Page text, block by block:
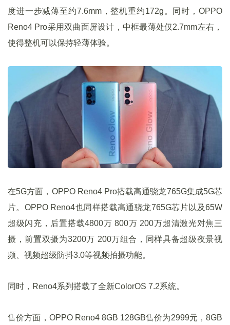
度进一步减薄至约7.6mm，整机重约172g。同时，OPPO
Reno4 Pro采用双曲面屏设计，中框最薄处仅2.7mm左右，
使得整机可以保持轻薄体验。
在5G方面，OPPO Reno4 Pro搭载高通骁龙765G集成5G芯
片。OPPO Reno4也同样搭载高通骁龙765G芯片以及65W
超级闪充，后置搭载4800万 800万 200万超清激光对焦三
摄，前置双摄为3200万 200万组合，同样具备超级夜景视
频、视频超级防抖3.0等视频拍摄功能。
同时，Reno4系列搭载了全新ColorOS 7.2系统。
售价方面，OPPO Reno4 8GB 128GB售价为2999元，8GB